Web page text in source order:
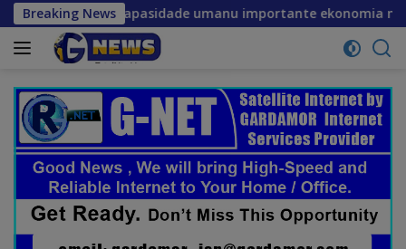
Skip
to
content
Breaking Newsumanu importante ekonomia modernu no futuru